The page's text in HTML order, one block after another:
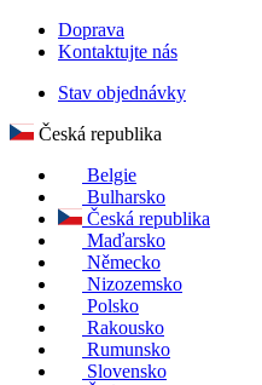
Doprava
Kontaktujte nás
Stav objednávky
Česká republika
Belgie
Bulharsko
Česká republika
Maďarsko
Německo
Nizozemsko
Polsko
Rakousko
Rumunsko
Slovensko